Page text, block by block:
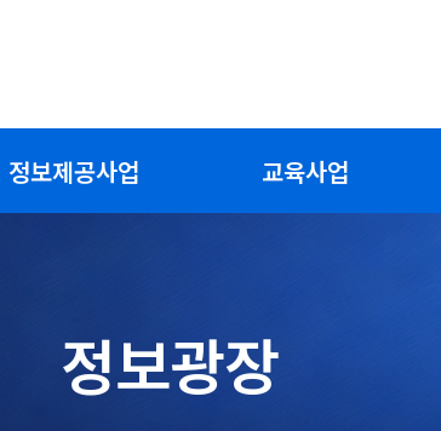
보제공사업 교육사업
정보광장